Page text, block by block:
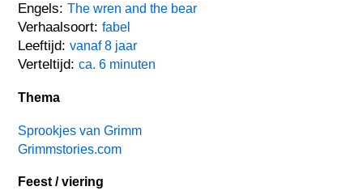
Engels:The wren and the bear
Verhaalsoort:fabel
Leeftijd:vanaf 8 jaar
Verteltijd:ca. 6 minuten
Thema
Sprookjes van Grimm
Grimmstories.com
Feest / viering